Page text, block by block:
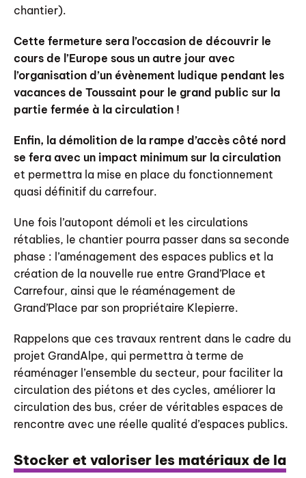
chantier).
Cette fermeture sera l’occasion de découvrir le
cours de l’Europe sous un autre jour avec
l’organisation d’un évènement ludique pendant les
vacances de Toussaint pour le grand public sur la
partie fermée à la circulation !
Enfin, la démolition de la rampe d’accès côté nord
se fera avec un impact minimum sur la circulation
et permettra la mise en place du fonctionnement
quasi définitif du carrefour.
Une fois l’autopont démoli et les circulations
rétablies, le chantier pourra passer dans sa seconde
phase : l’aménagement des espaces publics et la
création de la nouvelle rue entre Grand’Place et
Carrefour, ainsi que le réaménagement de
Grand’Place par son propriétaire Klepierre.
Rappelons que ces travaux rentrent dans le cadre du
projet GrandAlpe, qui permettra à terme de
réaménager l’ensemble du secteur, pour faciliter la
circulation des piétons et des cycles, améliorer la
circulation des bus, créer de véritables espaces de
rencontre avec une réelle qualité d’espaces publics.
Stocker et valoriser les matériaux de la